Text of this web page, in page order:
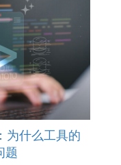
为什么工具的
题